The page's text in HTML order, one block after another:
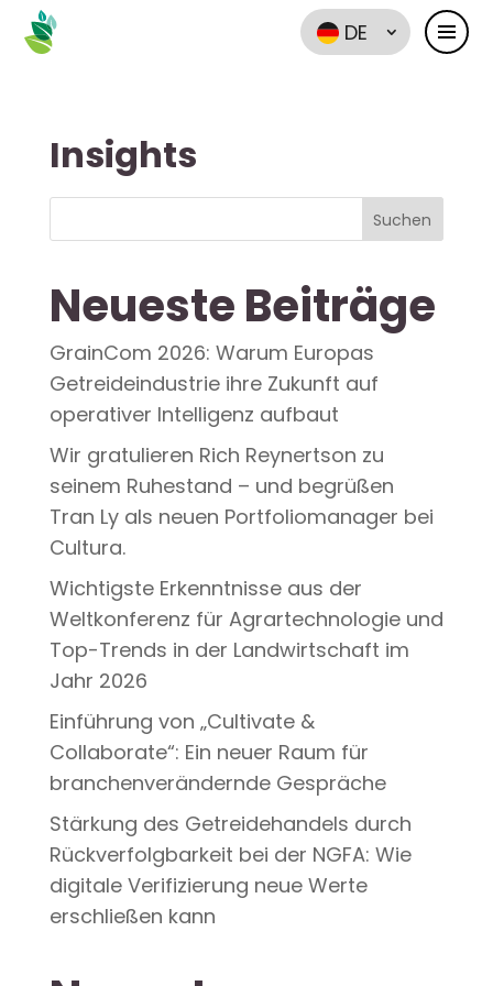
DE
Insights
Suchen
Neueste Beiträge
GrainCom 2026: Warum Europas
Getreideindustrie ihre Zukunft auf
operativer Intelligenz aufbaut
Wir gratulieren Rich Reynertson zu
seinem Ruhestand – und begrüßen
Tran Ly als neuen Portfoliomanager bei
Cultura.
Wichtigste Erkenntnisse aus der
Weltkonferenz für Agrartechnologie und
Top-Trends in der Landwirtschaft im
Jahr 2026
Einführung von „Cultivate &
Collaborate“: Ein neuer Raum für
branchenverändernde Gespräche
Stärkung des Getreidehandels durch
Rückverfolgbarkeit bei der NGFA: Wie
digitale Verifizierung neue Werte
erschließen kann